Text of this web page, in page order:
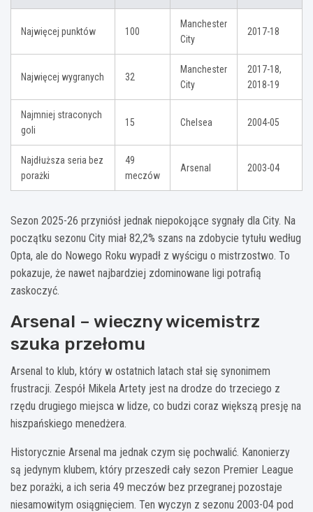
Najwięcej punktów 100
Manchester
City
2017-18
Najwięcej wygranych 32
Manchester
City
2017-18,
2018-19
Najmniej straconych
goli
15 Chelsea 2004-05
Najdłuższa seria bez
porażki
49
meczów
Arsenal 2003-04
Sezon 2025-26 przyniósł jednak niepokojące sygnały dla City. Na
początku sezonu City miał 82,2% szans na zdobycie tytułu według
Opta, ale do Nowego Roku wypadł z wyścigu o mistrzostwo. To
pokazuje, że nawet najbardziej zdominowane ligi potrafią
zaskoczyć.
Arsenal – wieczny wicemistrz
szuka przełomu
Arsenal to klub, który w ostatnich latach stał się synonimem
frustracji. Zespół Mikela Artety jest na drodze do trzeciego z
rzędu drugiego miejsca w lidze, co budzi coraz większą presję na
hiszpańskiego menedżera.
Historycznie Arsenal ma jednak czym się pochwalić. Kanonierzy
są jedynym klubem, który przeszedł cały sezon Premier League
bez porażki, a ich seria 49 meczów bez przegranej pozostaje
niesamowitym osiągnięciem. Ten wyczyn z sezonu 2003-04 pod